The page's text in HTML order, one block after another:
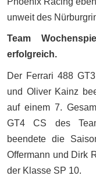
unweit des
Team
erfolgreich.
Der Ferrari 488
und Oliver Kainz
auf einem 7.
GT4 CS des
beendete die
Offermann und Dirk
der Klasse SP 10.